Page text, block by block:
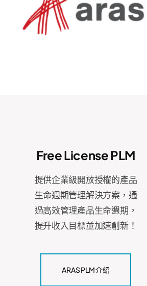
Free License PLM
提供企業級開放授權的產品
生命週期管理解決方案，通
過高效管理產品生命週期，
提升收入目標並加速創新！
ARAS PLM 介紹